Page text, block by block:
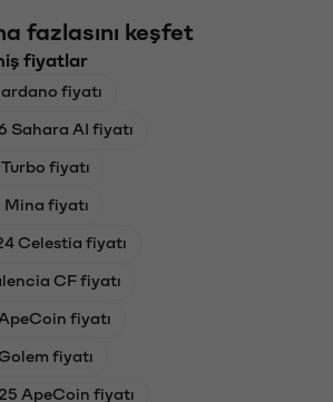
fazlasını keşfet
fiyatlar
fiyatı
Sahara AI fiyatı
fiyatı
Mina fiyatı
Celestia fiyatı
CF fiyatı
fiyatı
fiyatı
ApeCoin fiyatı